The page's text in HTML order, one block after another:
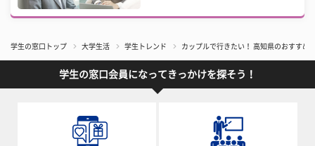
学生の窓口トップ 大学生活 学生トレンド カップルで行きたい！ 高知県のおすすめ
学生の窓口会員になってきっかけを探そう！